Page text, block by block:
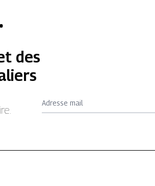
des
Adresse mail